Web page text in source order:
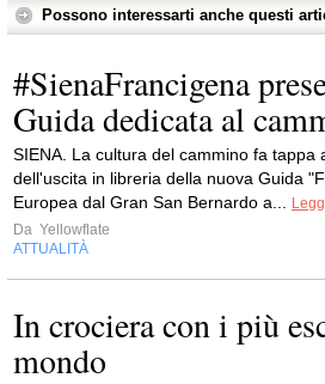
Possono interessarti anche questi
#SienaFrancigena
Guida dedicata al
SIENA. La cultura del cammino fa tappa
dell'uscita in libreria della nuova Guida
Europea dal Gran San Bernardo a...
Da Yellowflate
ATTUALITÀ
In crociera con i più
mondo